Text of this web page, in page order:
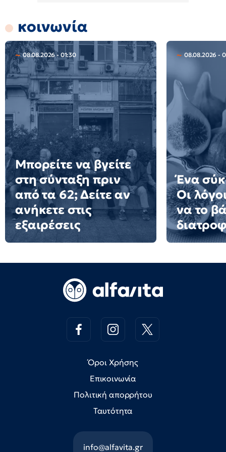
κοινωνία
08.08.2026 - 01:30
Μπορείτε να βγείτε
στη σύνταξη πριν
από τα 62; Δείτε αν
ανήκετε στις
εξαιρέσεις
08.08.2026 -
Ένα
Οι
να το
Όροι Χρήσης
Επικοινωνία
Πολιτική απορρήτου
Ταυτότητα
info@alfavita.gr